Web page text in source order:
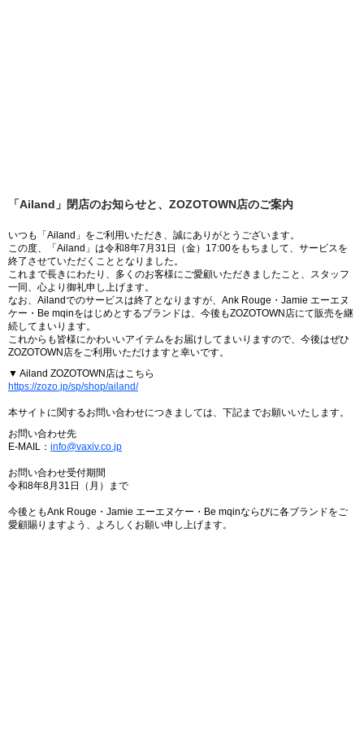
「Ailand」閉店のお知らせと、ZOZOTOWN店のご案内
いつも「Ailand」をご利用いただき、誠にありがとうございます。
この度、「Ailand」は令和8年7月31日（金）17:00をもちまして、サービスを
終了させていただくこととなりました。
これまで長きにわたり、多くのお客様にご愛顧いただきましたこと、スタッフ
一同、心より御礼申し上げます。
なお、Ailandでのサービスは終了となりますが、Ank Rouge・Jamie エーエヌ
ケー・Be mqinをはじめとするブランドは、今後もZOZOTOWN店にて販売を継
続してまいります。
これからも皆様にかわいいアイテムをお届けしてまいりますので、今後はぜひ
ZOZOTOWN店をご利用いただけますと幸いです。
▼ Ailand ZOZOTOWN店はこちら
https://zozo.jp/sp/shop/ailand/
本サイトに関するお問い合わせにつきましては、下記までお願いいたします。
お問い合わせ先
E-MAIL： info@vaxiv.co.jp
お問い合わせ受付期間
令和8年8月31日（月）まで
今後ともAnk Rouge・Jamie エーエヌケー・Be mqinならびに各ブランドをご
愛顧賜りますよう、よろしくお願い申し上げます。